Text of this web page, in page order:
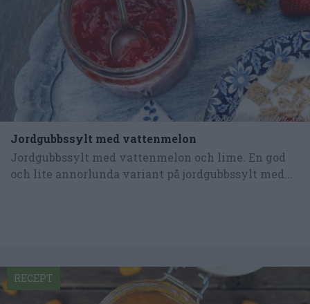
Jordgubbssylt med vattenmelon
Jordgubbssylt med vattenmelon och lime. En god
och lite annorlunda variant på jordgubbssylt med...
RECEPT